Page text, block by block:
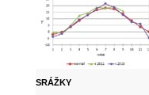
SRÁŽKY